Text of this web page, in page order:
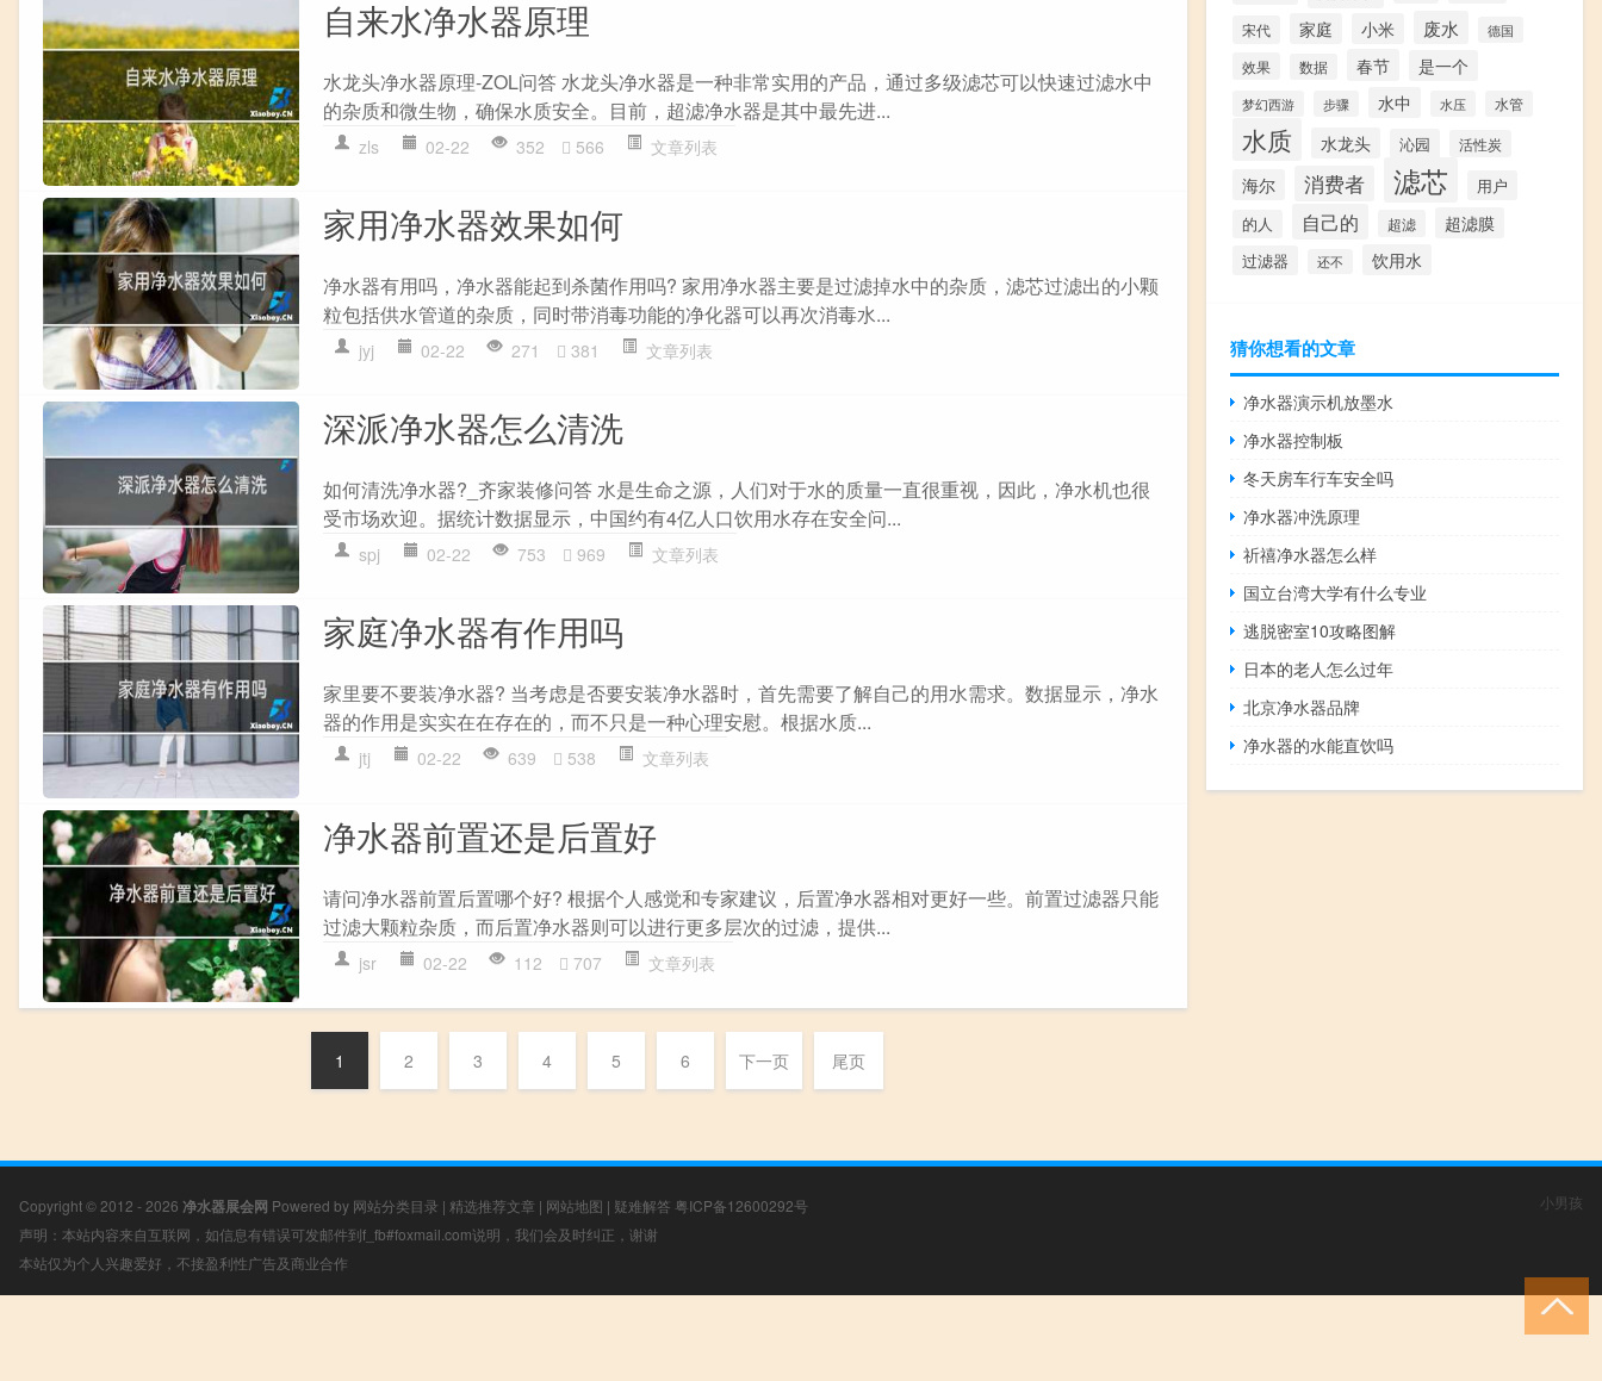
自来水净水器原理
水龙头净水器原理-ZOL问答 水龙头净水器是一种非常实用的产品，通过多级滤芯可以快速过滤水中
的杂质和微生物，确保水质安全。目前，超滤净水器是其中最先进...
zls 02-22 352 566 文章列表
家用净水器效果如何
净水器有用吗，净水器能起到杀菌作用吗? 家用净水器主要是过滤掉水中的杂质，滤芯过滤出的小颗
粒包括供水管道的杂质，同时带消毒功能的净化器可以再次消毒水...
jyj 02-22 271 381 文章列表
深派净水器怎么清洗
如何清洗净水器?_齐家装修问答 水是生命之源，人们对于水的质量一直很重视，因此，净水机也很
受市场欢迎。据统计数据显示，中国约有4亿人口饮用水存在安全问...
spj 02-22 753 969 文章列表
家庭净水器有作用吗
家里要不要装净水器? 当考虑是否要安装净水器时，首先需要了解自己的用水需求。数据显示，净水
器的作用是实实在在存在的，而不只是一种心理安慰。根据水质...
jtj 02-22 639 538 文章列表
净水器前置还是后置好
请问净水器前置后置哪个好? 根据个人感觉和专家建议，后置净水器相对更好一些。前置过滤器只能
过滤大颗粒杂质，而后置净水器则可以进行更多层次的过滤，提供...
jsr 02-22 112 707 文章列表
1 2 3 4 5 6 下一页 尾页
宋代 家庭 小米 废水 德国
效果 数据 春节 是一个
梦幻西游 步骤 水中 水压 水管
水质 水龙头 沁园 活性炭
海尔 消费者 滤芯 用户
的人 自己的 超滤 超滤膜
过滤器 还不 饮用水
猜你想看的文章
净水器演示机放墨水
净水器控制板
冬天房车行车安全吗
净水器冲洗原理
祈禧净水器怎么样
国立台湾大学有什么专业
逃脱密室10攻略图解
日本的老人怎么过年
北京净水器品牌
净水器的水能直饮吗
Copyright © 2012 - 2026 净水器展会网 Powered by 网站分类目录 | 精选推荐文章 | 网站地图 | 疑难解答 粤ICP备12600292号
声明：本站内容来自互联网，如信息有错误可发邮件到f_fb#foxmail.com说明，我们会及时纠正，谢谢
本站仅为个人兴趣爱好，不接盈利性广告及商业合作
小男孩